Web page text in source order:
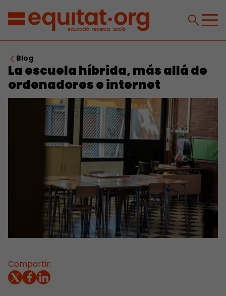
Blog
La escuela híbrida, más allá de
ordenadores e internet
Compartir: